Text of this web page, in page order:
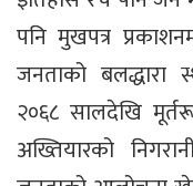
पनि मुखपत्र
जनताको बलद्धारा
२०६८ सालदेखि
अख्तियारको